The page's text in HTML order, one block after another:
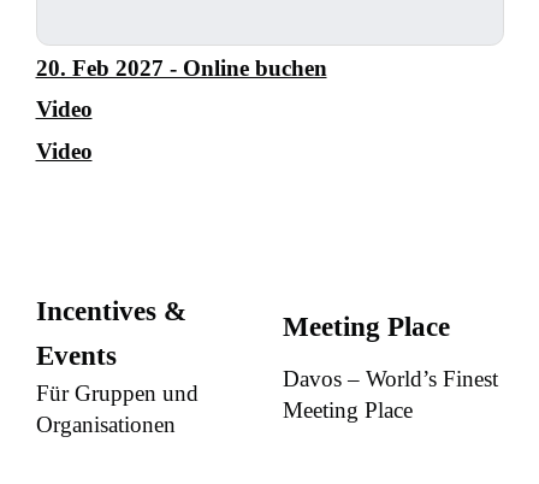
20. Feb 2027 - Online buchen
Video
Video
Incentives &
Events
Für Gruppen und
Organisationen
Meeting Place
Davos – World’s Finest
Meeting Place